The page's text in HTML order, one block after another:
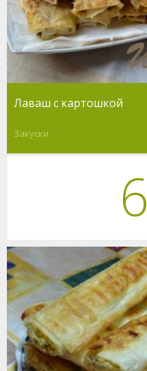
Лаваш с картошкой
Закуски
6